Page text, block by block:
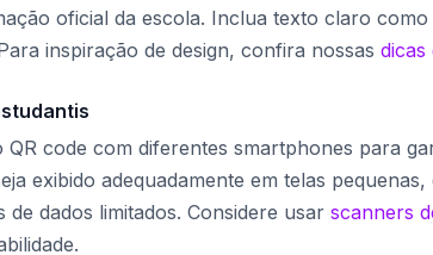
oficial da escola. Inclua texto claro
inspiração de design, confira nossas dicas
QR code com diferentes smartphones para
exibido adequadamente em telas pequenas,
dados limitados. Considere usar scanners